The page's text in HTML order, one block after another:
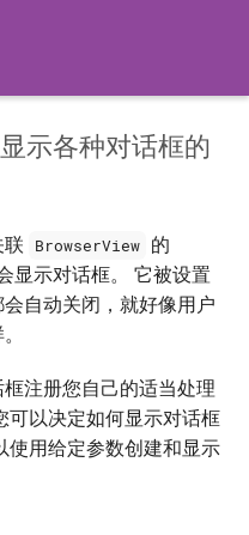
示各种对话框的
BrowserView 的
显示对话框。 它被设置
自动关闭，就好像用户
注册您自己的适当处理
可以决定如何显示对话框
使用给定参数创建和显示